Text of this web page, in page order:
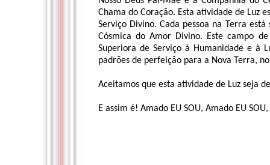
Chama do Coração. Esta atividade de Luz
Serviço Divino. Cada pessoa na Terra
Cósmica do Amor Divino. Este campo
Superiora de Serviço à Humanidade e à
padrões de perfeição para a Nova Terra,
Aceitamos que esta atividade de Luz seja
E assim é! Amado EU SOU, Amado EU